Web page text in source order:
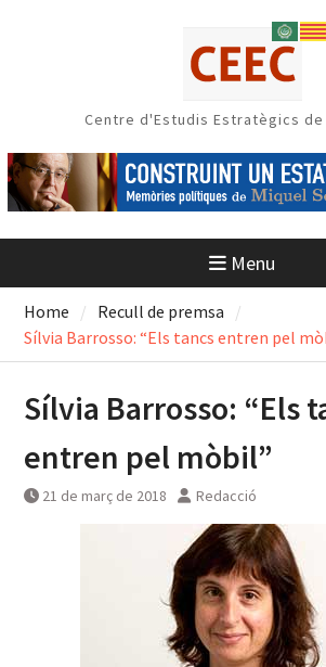
Centre d'Estudis Estratègics de
Menu
Home
Recull de premsa
Sílvia Barrosso: “Els tancs entren pel
Sílvia Barrosso: “Els
entren pel mòbil”
21 de març de 2018 Redacció